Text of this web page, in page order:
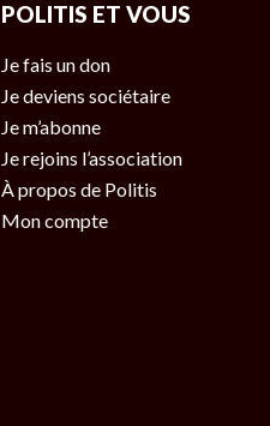
POLITIS ET VOUS
Je fais un don
Je deviens sociétaire
Je m’abonne
Je rejoins l’association
À propos de Politis
Mon compte